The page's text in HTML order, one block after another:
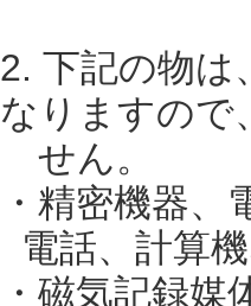
2. 下記の物は
なりますので
せん。
・精密機器
電話、計算
・磁気記録